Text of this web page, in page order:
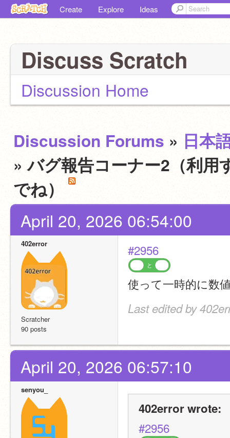
Create Explore Ideas
Discuss Scratch
Discussion Home
Discussion Forums » 日本
» バグ報告コーナー2（利用
でね）
April 20, 2026 06:54:00
402error
Scratcher
90 posts
#2956
と
使って一時的に数
Last edited by
April 20, 2026 06:57:10
senyou_
402error wrote:
#2956